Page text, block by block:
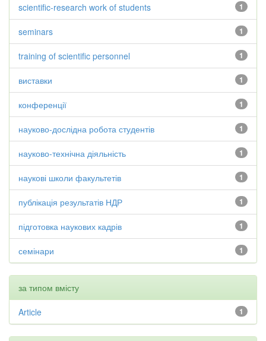
1
scientific-research work of students
1
seminars
1
training of scientific personnel
1
виставки
1
конференції
1
науково-дослідна робота студентів
1
науково-технічна діяльність
1
наукові школи факультетів
1
публікація результатів НДР
1
підготовка наукових кадрів
1
семінари
за типом вмісту
1
Article